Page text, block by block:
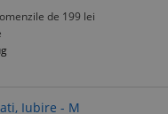
de 199 lei
Iubire - M